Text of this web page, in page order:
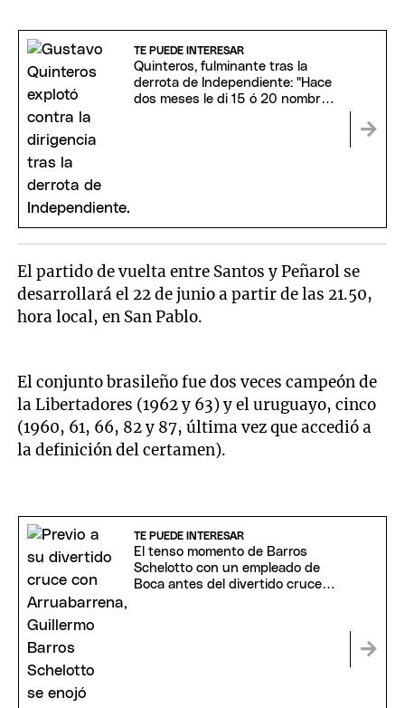
TE PUEDE INTERESAR
Quinteros, fulminante tras la
derrota de Independiente: "Hace
dos meses le di 15 ó 20 nombres
El partido de vuelta entre Santos y Peñarol se
desarrollará el 22 de junio a partir de las 21.50,
hora local, en San Pablo.
El conjunto brasileño fue dos veces campeón de
la Libertadores (1962 y 63) y el uruguayo, cinco
(1960, 61, 66, 82 y 87, última vez que accedió a
la definición del certamen).
TE PUEDE INTERESAR
El tenso momento de Barros
Schelotto con un empleado de
Boca antes del divertido cruce